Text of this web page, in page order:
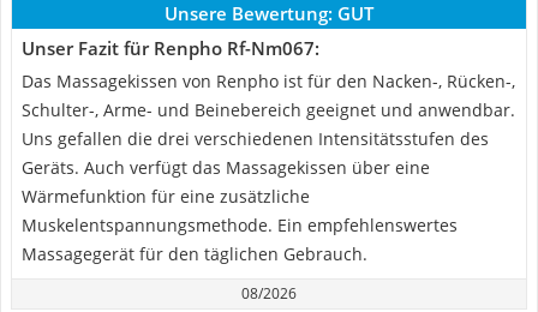
Unsere Bewertung: GUT
Unser Fazit für Renpho Rf-Nm067:
Das Massagekissen von Renpho ist für den Nacken-, Rücken-,
Schulter-, Arme- und Beinebereich geeignet und anwendbar.
Uns gefallen die drei verschiedenen Intensitätsstufen des
Geräts. Auch verfügt das Massagekissen über eine
Wärmefunktion für eine zusätzliche
Muskelentspannungsmethode. Ein empfehlenswertes
Massagegerät für den täglichen Gebrauch.
08/2026